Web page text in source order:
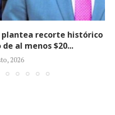
armados ilegales
la política...
2026